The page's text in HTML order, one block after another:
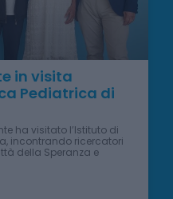
in visita
Pediatrica di
ha visitato l’Istituto di
incontrando ricercatori
della Speranza e